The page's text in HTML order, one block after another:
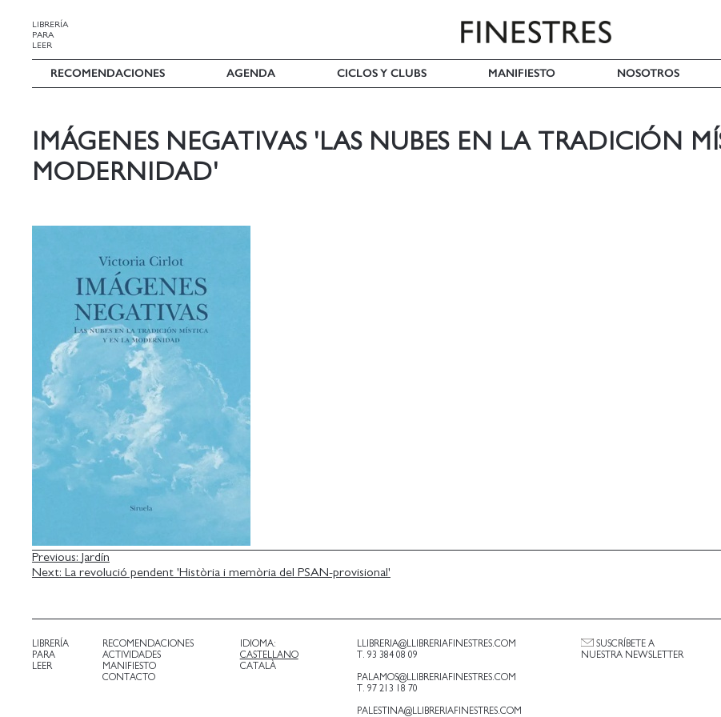
LIBRERÍA
PARA
LEER
RECOMENDACIONES AGENDA CICLOS Y CLUBS MANIFIESTO NOSOTROS
IMÁGENES NEGATIVAS 'LAS NUBES EN LA TRADICIÓN
MODERNIDAD'
NAVEGACIÓN
DE
Previous: Jardín
Next: La revolució pendent 'Història i memòria del PSAN-provisional'
LIBRERÍA
PARA
LEER
RECOMENDACIONES
ACTIVIDADES
MANIFIESTO
CONTACTO
IDIOMA:
CASTELLANO
CATALÀ
LLIBRERIA@LLIBRERIAFINESTRES.COM
T. 93 384 08 09
PALAMOS@LLIBRERIAFINESTRES.COM
T. 97 213 18 70
PALESTINA@LLIBRERIAFINESTRES.COM
SUSCRÍBETE A
NUESTRA NEWSLETTER